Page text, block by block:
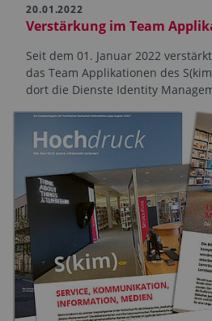
20.01.2022
Verstärkung im Team
Seit dem 01. Januar 2022
das Team Applikationen des
dort die Dienste Identity